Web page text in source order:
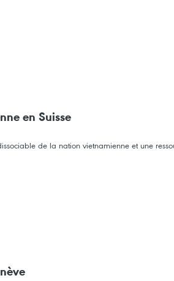
en Suisse
de la nation vietnamienne et une